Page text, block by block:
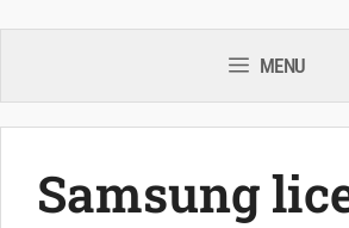
MENU
Samsung